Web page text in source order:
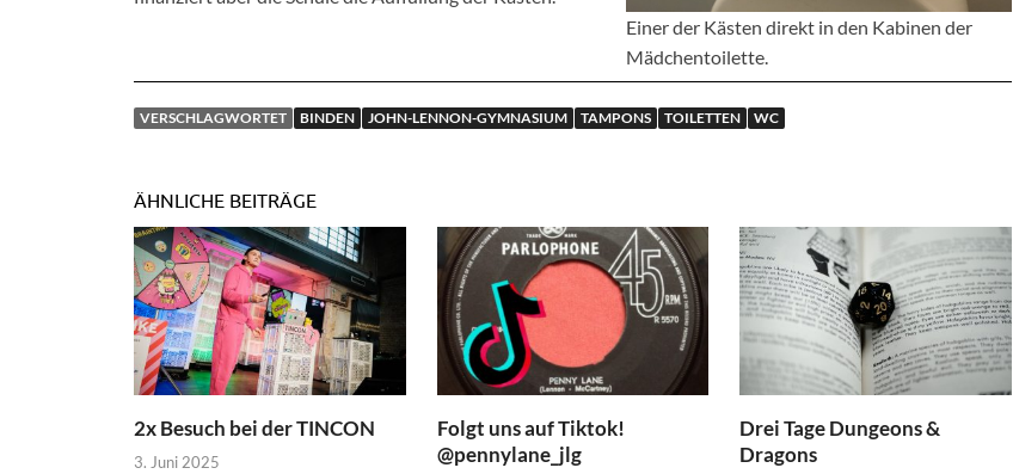
Einer der Kästen direkt in den Kabinen der
Mädchentoilette.
VERSCHLAGWORTET BINDEN JOHN-LENNON-GYMNASIUM TAMPONS TOILETTEN WC
ÄHNLICHE BEITRÄGE
2x Besuch bei der TINCON
3. Juni 2025
Folgt uns auf Tiktok!
@pennylane_jlg
Drei Tage Dungeons &
Dragons